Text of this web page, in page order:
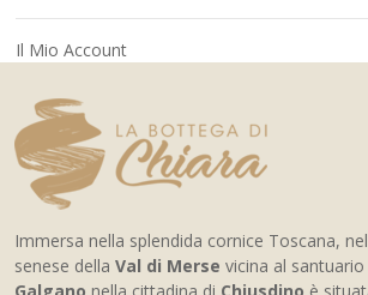
Il Mio Account
Immersa nella splendida cornice Toscana,
senese della Val di Merse vicina al santuario